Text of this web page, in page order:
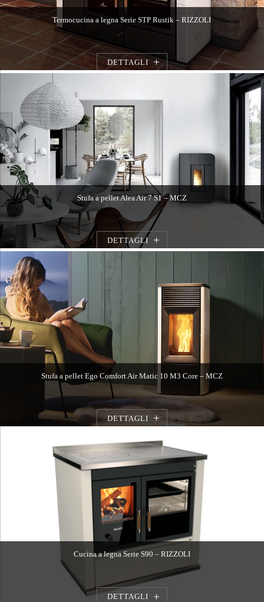
Termocucina a legna Serie STP Rustik – RIZZOLI
DETTAGLI
Stufa a pellet Alea Air 7 S1 – MCZ
DETTAGLI
Stufa a pellet Ego Comfort Air Matic 10 M3 Core – MCZ
DETTAGLI
Cucina a legna Serie S90 – RIZZOLI
DETTAGLI